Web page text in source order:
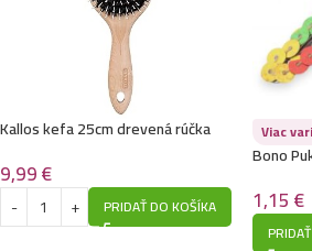
Kallos kefa 25cm drevená rúčka
9,99€
PRIDAŤ DO KOŠÍKA
Viac
Bono
1,15€